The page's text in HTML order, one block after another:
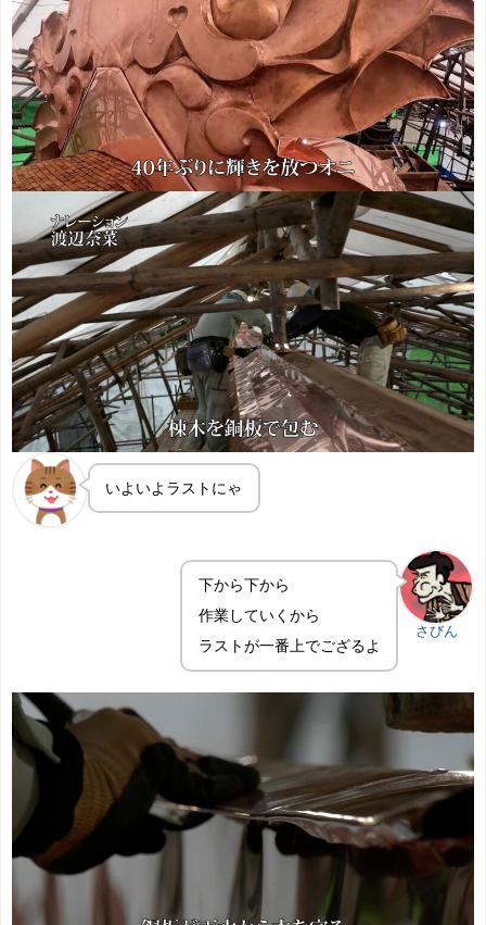
いよいよラストにゃ
さびん
下から下から
作業していくから
ラストが一番上でござるよ